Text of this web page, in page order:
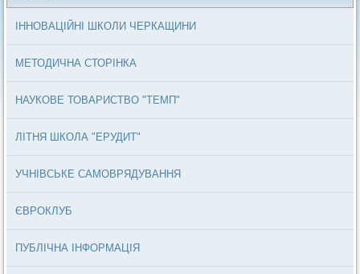
ІННОВАЦІЙНІ ШКОЛИ ЧЕРКАЩИНИ
МЕТОДИЧНА СТОРІНКА
НАУКОВЕ ТОВАРИСТВО "ТЕМП"
ЛІТНЯ ШКОЛА "ЕРУДИТ"
УЧНІВСЬКЕ САМОВРЯДУВАННЯ
ЄВРОКЛУБ
ПУБЛІЧНА ІНФОРМАЦІЯ